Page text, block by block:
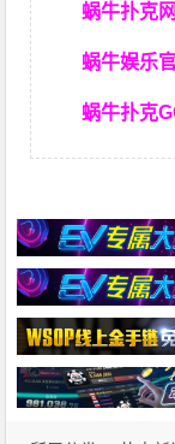
蜗牛扑克
蜗牛娱乐
蜗牛扑克